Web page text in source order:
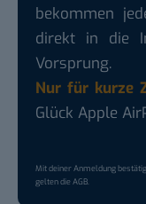
bekommen
direkt in die
Vorsprung.
Nur für kurze
Glück Apple
Mit deiner Anmeldung
gelten dieAGB.